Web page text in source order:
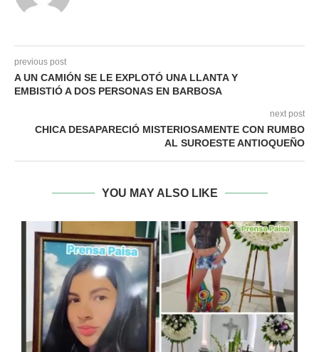
previous post
A UN CAMIÓN SE LE EXPLOTÓ UNA LLANTA Y
EMBISTIÓ A DOS PERSONAS EN BARBOSA
next post
CHICA DESAPARECIÓ MISTERIOSAMENTE CON RUMBO
AL SUROESTE ANTIOQUEÑO
YOU MAY ALSO LIKE